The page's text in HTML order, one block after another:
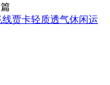
线贾卡轻质透气休闲运